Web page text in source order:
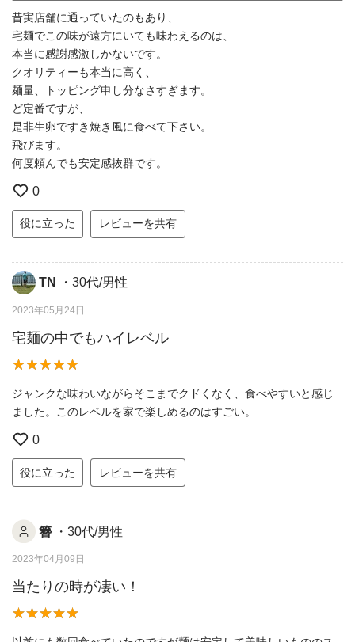
昔実店舗に通っていたのもあり、
宅麺でこの味が遠方にいても味わえるのは、
本当に感謝感激しかないです。
クオリティーも本当に高く、
麺量、トッピング申し分なさすぎます。
ど定番ですが、
是非生卵ですき焼き風に食べて下さい。
飛びます。
何度頼んでも安定感抜群です。
0
役に立った レビューを共有
TN ・30代/男性
2023年05月24日
宅麺の中でもハイレベル
ジャンクな味わいながらそこまでクドくなく、食べやすいと感じ
ました。このレベルを家で楽しめるのはすごい。
0
役に立った レビューを共有
簪 ・30代/男性
2023年04月09日
当たりの時が凄い！